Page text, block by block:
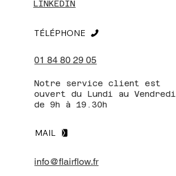
LINKEDIN
01 84 80 29 05
TÉLÉPHONE
Notre service client est
ouvert du Lundi au Vendredi
de 9h à 19.30h
MAIL
info@flairflow.fr